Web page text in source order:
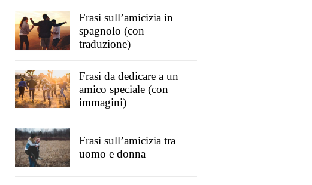
Frasi sull’amicizia in
spagnolo (con
traduzione)
Frasi da dedicare a un
amico speciale (con
immagini)
Frasi sull’amicizia tra
uomo e donna